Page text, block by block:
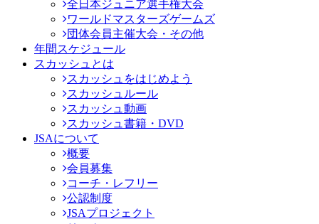
全日本ジュニア選手権大会
ワールドマスターズゲームズ
団体会員主催大会・その他
年間スケジュール
スカッシュとは
スカッシュをはじめよう
スカッシュルール
スカッシュ動画
スカッシュ書籍・DVD
JSAについて
概要
会員募集
コーチ・レフリー
公認制度
JSAプロジェクト